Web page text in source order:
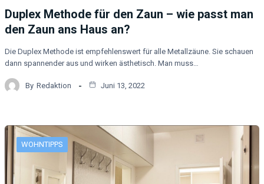
Duplex Methode für den Zaun – wie passt man
den Zaun ans Haus an?
Die Duplex Methode ist empfehlenswert für alle Metallzäune. Sie schauen
dann spannender aus und wirken ästhetisch. Man muss…
By Redaktion Juni 13, 2022
WOHNTIPPS